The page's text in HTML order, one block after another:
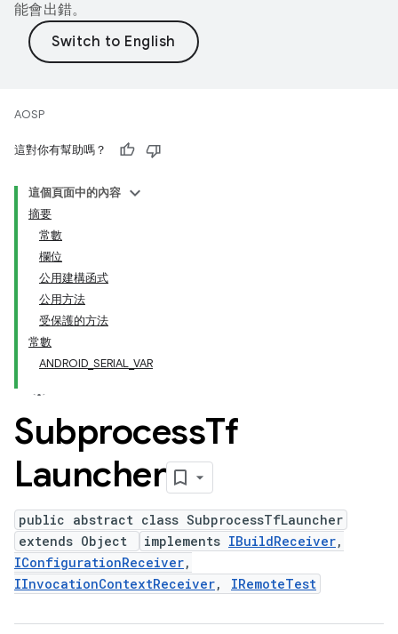
能會出錯。
AOSP
這對你有幫助嗎？
這個頁面中的內容
摘要
常數
欄位
公用建構函式
公用方法
受保護的方法
常數
ANDROID_SERIAL_VAR
SubprocessTf
Launcher
public abstract class SubprocessTfLauncher
extends Object
implements IBuildReceiver,
IConfigurationReceiver,
IInvocationContextReceiver, IRemoteTest